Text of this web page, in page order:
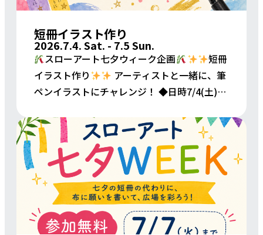
短冊イラスト作り
2026.7.4. Sat. - 7.5 Sun.
スローアート七夕ウィーク企画
短冊
イラスト作り
アーティストと一緒に、筆
ペンイラストにチャレンジ！ ◆日時7/4(土)・
込不要｜途中参加・退出自 […]